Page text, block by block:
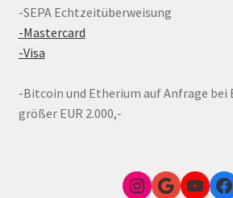
-SEPA Echtzeitüberweisung
-Mastercard
-Visa
-Bitcoin und Etherium auf Anfrage bei
größer EUR 2.000,-
Instagram
Google Link zum FunShop Wien